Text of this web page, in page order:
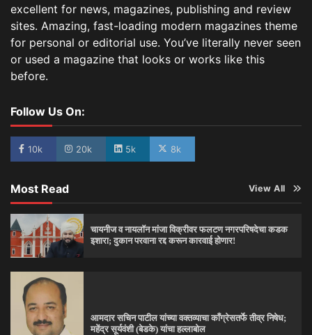
excellent for news, magazines, publishing and review
sites. Amazing, fast-loading modern magazines theme
for personal or editorial use. You’ve literally never seen
or used a magazine that looks or works like this
before.
Follow Us On:
10k 20k 5k 8k
Most Read View All
चायनीज व नायलॉन मांजा विक्रीवर फलटण नगरपरिषदेचा कडक
इशारा; दुकान परवाना रद्द करून कारवाई होणार!
आमदार सचिन पाटील यांच्या वक्तव्याचा काँग्रेसतर्फे तीव्र निषेध;
महेंद्र सूर्यवंशी (बेडके) यांचा हल्लाबोल